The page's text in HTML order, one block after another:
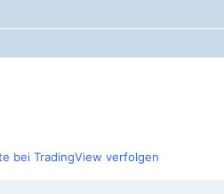
bei TradingView verfolgen